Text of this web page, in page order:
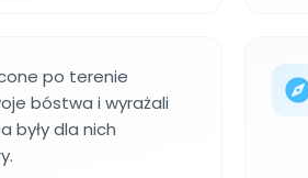
po terenie
bóstwa i wyrażali
były dla nich